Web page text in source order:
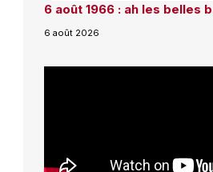
6 août 1966 : ah les belles
6 août 2026